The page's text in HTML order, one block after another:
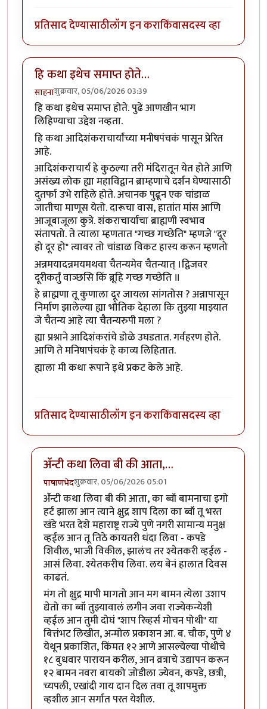
प्रतिसाद देण्यासाठीलॉग इन कराकिंवासदस्य व्हा
हि कथा इथेच समाप्त होते…
साहनाशुक्रवार, 05/06/2026 03:39
हि कथा इथेच समाप्त होते. पुढे आणखीन भाग
लिहिण्याचा उद्देश नव्हता.
हि कथा आदिशंकराचार्यांच्या मनीषपंचकं पासून प्रेरित
आहे.
आदिशंकराचार्य हे कुठल्या तरी मंदिरातून येत होते आणि
असंख्य लोक ह्या महाविद्वान ब्राम्हणाचे दर्शन घेण्यासाठी
दुतर्फा उभे राहिले होते. अचानक पुढून एक चांडाळ
जातीचा माणूस येतो. दारूचा वास, हातांत मांस आणि
आजूबाजूला कुत्रे. शंकराचार्यांचा ब्राह्मणी स्वभाव
संतापतो. ते त्याला म्हणतात "गच्छ गच्छेति" म्हणजे "दूर
हो दूर हो" त्यावर तो चांडाळ विकट हास्य करून म्हणतो
अन्नमयादन्नमयमथवा चैतन्यमेव चैतन्यात् ।द्विजवर
दूरीकर्तुं वाञ्छसि किं ब्रूहि गच्छ गच्छेति ॥
हे ब्राह्मणा तू कुणाला दूर जायला सांगतोस ? अन्नापासून
निर्माण झालेल्या ह्या भौतिक देहाला कि तुझ्या माझ्यात
जे चैतन्य आहे त्या चैतन्यरुपी मला ?
ह्या प्रश्नाने आदिशंकरांचे डोळे उघडतात. गर्वहरण होते.
आणि ते मनिषापंचकं हे काव्य लिहितात.
ह्याला मी कथा रूपाने इथे प्रकट केले आहे.
प्रतिसाद देण्यासाठीलॉग इन कराकिंवासदस्य व्हा
ॲंन्टी कथा लिवा बी की आता,…
पाषाणभेदशुक्रवार, 05/06/2026 05:01
In reply toहि कथा इथेच समाप्त होते…byसाहना
ॲंन्टी कथा लिवा बी की आता, का ब्वॉ बामनाचा इगो
हर्ट झाला आन त्याने क्षुद्र शाप दिला का ब्वॉ तू भरत
खंडे भरत देशे महाराष्ट्र राज्ये पुणे नगरी सामान्य मनुक्ष
व्हईल आन तू तिठे कायतरी धंदा लिवा - कपडे
शिवील, भाजी विकील, झालंच तर श्येतकरी व्हईल -
आसं लिवा. श्येतकरीच लिवा. लय बेनं हालात दिवस
काढतं.
मंग तो क्षुद्र मापी मागतो आन मग बामन त्येला उशाप
द्येतो का ब्वॉ तुझ्यावालं लगीन जवा राज्येकन्येशी
व्हईल आन तुमी दोघं "शाप रिव्हर्स मोचन पोथी" या
बित्तंभट लिखीत, अन्मोल प्रकाशन आ. ब. चौक, पुणे ४
येथून प्रकाशित, किंमत १२ आणे आसल्येल्या पोथीचे
१८ बुधवार पारायन करील, आन व्रत्राचे उद्यापन करून
१२ बामन नवरा बायको जोडीला ज्येवन, कपडे, छत्री,
च्यपली, एखांदी गाय दान दिल तवा तू शापमुक्त
व्हशील आन सर्गात परत येशील.